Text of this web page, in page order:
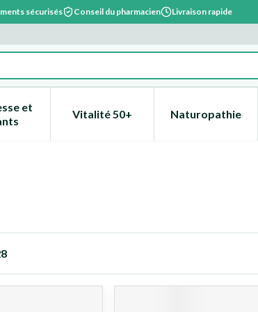
sécurisés Conseil du pharmacien Livraison rapide
soins et hygiène
pour la catégorie Régime, alimentation &
et
le sous-menu pour la catégorie
Vitalité 50+Afficher le sous-menu pour la
Naturopathie
Afficher